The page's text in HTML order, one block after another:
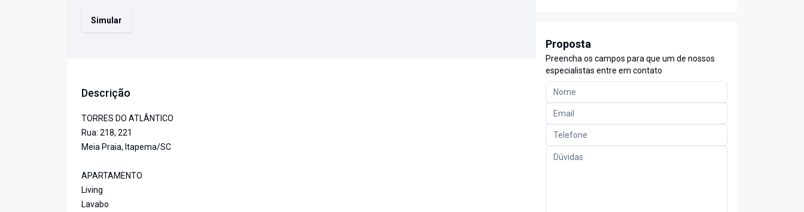
Simular
Descrição
TORRES DO ATLÂNTICO
Rua: 218, 221
Meia Praia, Itapema/SC
APARTAMENTO
Living
Lavabo
Proposta
Preencha os campos para que um de nossos
especialistas entre em contato